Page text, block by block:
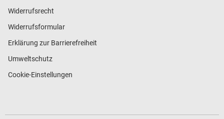
Widerrufsrecht
Widerrufsformular
Erklärung zur Barrierefreiheit
Umweltschutz
Cookie-Einstellungen